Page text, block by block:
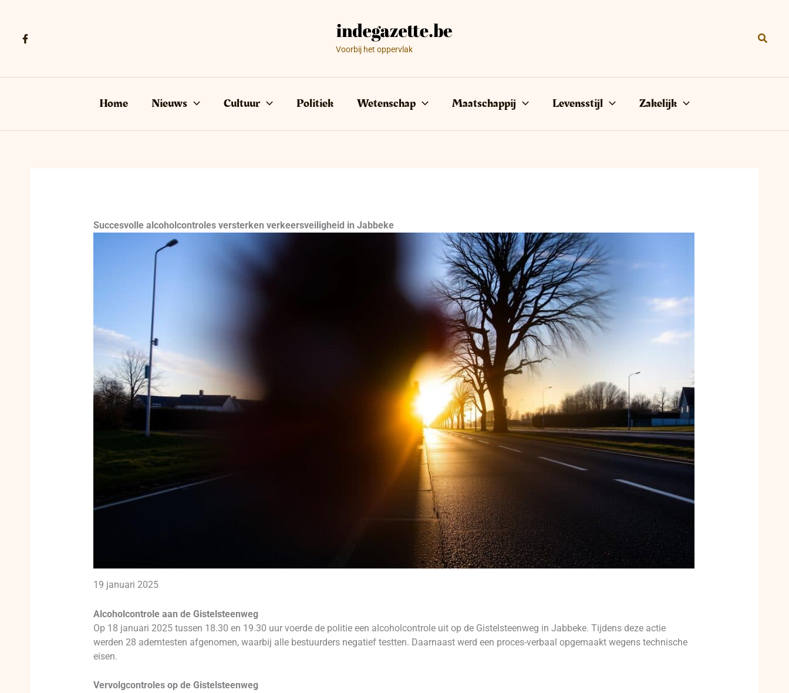
Voorbij het oppervlak
Home Nieuws Cultuur Politiek Wetenschap Maatschappij Levensstijl Zakelijk
Succesvolle alcoholcontroles versterken verkeersveiligheid in Jabbeke
19 januari 2025
Alcoholcontrole aan de Gistelsteenweg
Op 18 januari 2025 tussen 18.30 en 19.30 uur voerde de politie een alcoholcontrole uit op de Gistelsteenweg in Jabbeke. Tijdens deze actie
werden 28 ademtesten afgenomen, waarbij alle bestuurders negatief testten. Daarnaast werd een proces-verbaal opgemaakt wegens technische
eisen.
Vervolgcontroles op de Gistelsteenweg